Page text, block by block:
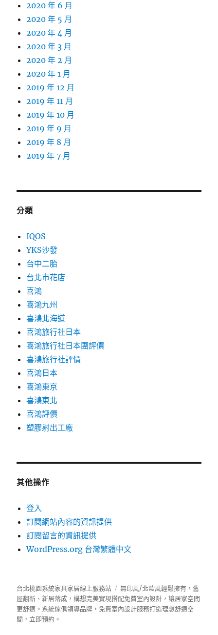
2020 年 6 月
2020 年 5 月
2020 年 4 月
2020 年 3 月
2020 年 2 月
2020 年 1 月
2019 年 12 月
2019 年 11 月
2019 年 10 月
2019 年 9 月
2019 年 8 月
2019 年 7 月
分類
IQOS
YKS沙發
台中二胎
台北市花店
喜鴻
喜鴻九州
喜鴻北海道
喜鴻旅行社日本
喜鴻旅行社日本團評價
喜鴻旅行社評價
喜鴻日本
喜鴻東京
喜鴻東北
喜鴻評價
塑膠射出工廠
其他操作
登入
訂閱網站內容的資訊提供
訂閱留言的資訊提供
WordPress.org 台灣繁體中文
台北桃園系統家具家居線上服務站
無印風/北歐風輕鬆擁有，舊
屋翻新、新居落成，構想完美實現搭配免費室內設計，讓居家空間
更舒適。 系統傢俱領導品牌，免費室內設計服務打造理想舒適空
間，立即預約。